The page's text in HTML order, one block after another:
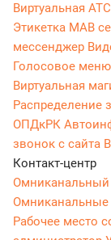
Виртуальная АТС
Этикетка МАВ
мессенджер
Голосовое меню
Виртуальная
Распределение
ОПДкРК
звонок с сайта
Контакт-центр
Омниканальный
Рабочее место